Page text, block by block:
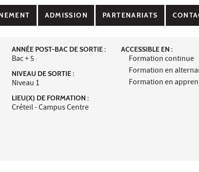
ADMISSION PARTENARIATS
ANNÉE POST-BAC DE SORTIE :
Bac + 5
NIVEAU DE SORTIE :
Niveau 1
LIEU(X) DE FORMATION :
Créteil - Campus Centre
ACCESSIBLE EN :
Formation continue
Formation en
Formation en